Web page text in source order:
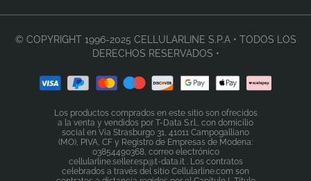
© COPYRIGHT 1996-2025 CELLULARLINE S.P.A • TODOS LOS
DERECHOS RESERVADOS •
Los productos comprados en este sitio son ofrecidos
a la venta y vendidos por T-Data S.r.l., con domicilio
social en Via Strasburgo 31, 41011 Campogalliano
(MO), PIVA, CF y Registro de Empresas de Modena:
03854490368, correo electrónico
cellularline.seller.esp@t-data.it . Los contratos
celebrados a través del sitio Cellularline.com son